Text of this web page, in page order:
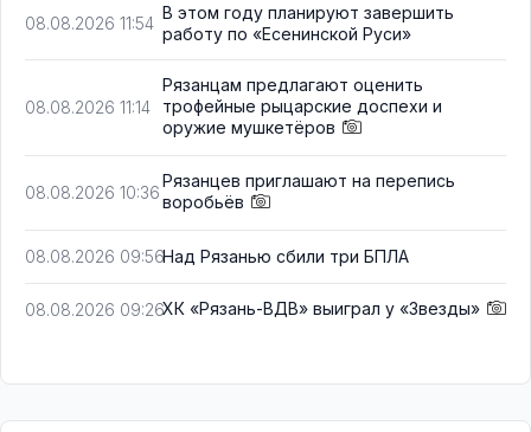
08.08.2026 11:54
В этом году планируют завершить
работу по «Есенинской Руси»
08.08.2026 11:14
Рязанцам предлагают оценить
трофейные рыцарские доспехи и
оружие мушкетёров
08.08.2026 10:36
Рязанцев приглашают на перепись
воробьёв
08.08.2026 09:56Над Рязанью сбили три БПЛА
08.08.2026 09:26ХК «Рязань-ВДВ» выиграл у «Звезды»